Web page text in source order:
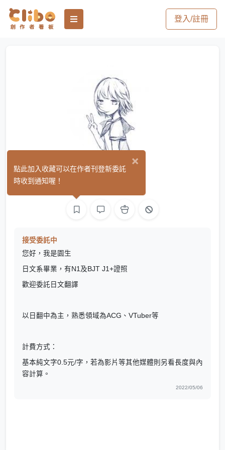
登入/註冊
園生 (0)
接受委託中
您好，我是園生
日文系畢業，有N1及BJT J1+證照
歡迎委託日文翻譯
以日翻中為主，熟悉領域為ACG、VTuber等
計費方式：
基本純文字0.5元/字，若為影片等其他媒體則另看長度與內
容計算。
2022/05/06
×
點此加入收藏可以在作者刊登新委託
時收到通知喔！